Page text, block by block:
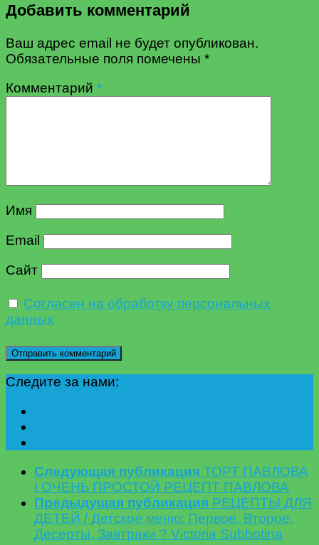
Добавить комментарий
Ваш адрес email не будет опубликован.
Обязательные поля помечены *
Комментарий *
Имя
Email
Сайт
Согласен на обработку персональных
данных
Следите за нами:
Следующая публикация ТОРТ ПАВЛОВА
I ОЧЕНЬ ПРОСТОЙ РЕЦЕПТ ПАВЛОВА
Предыдущая публикация РЕЦЕПТЫ ДЛЯ
ДЕТЕЙ / Детское меню: Первое, Второе,
Десерты, Завтраки ? Victoria Subbotina